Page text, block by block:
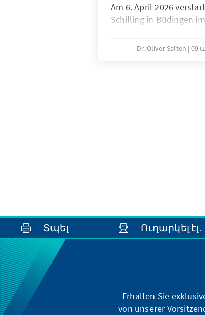
Am 6. April 2026
Schilling in Büdingen
Dr. Oliver Salten 09
Տպել Ուղարկել
Erhalten Sie
von unserer